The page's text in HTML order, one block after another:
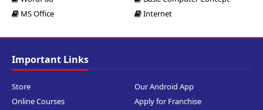
MS Office
Internet
Important Links
Store
Our Android App
Online Courses
Apply for Franchise